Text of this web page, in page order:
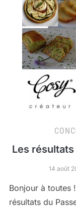
Les
14 août
Bonjour à toutes
résultats du